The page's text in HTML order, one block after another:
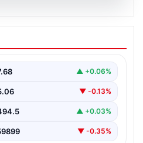
olay! Babası suç
‘Kızımla reşit
▲ +0.06%
▼ -0.13%
▲ +0.03%
▼ -0.35%